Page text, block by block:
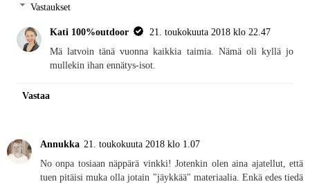
Vastaukset
Kati 100%outdoor
21. toukokuuta 2018 klo 22.47
Mä latvoin tänä vuonna kaikkia taimia. Nämä oli kyllä jo
mullekin ihan ennätys-isot.
Vastaa
Annukka 21. toukokuuta 2018 klo 1.07
No onpa tosiaan näppärä vinkki! Jotenkin olen aina ajatellut, että
tuen pitäisi muka olla jotain "jäykkää" materiaalia. Enkä edes tiedä